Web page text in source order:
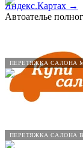
ПЕРЕТЯЖКА САЛОНА
Яндекс.Картах →
Автоателье